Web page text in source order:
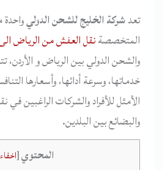
تعدشركة الخليج للشحن الدولي
المتخصصةنقل العفش من الرياض
والشحن الدولي بين الرياض و الأردن،
خدماتها، وسرعة أدائها، وأسعارها
الأمثل للأفراد والشركات الراغبين في
والبضائع بين البلدين.
المحتوي[اخفاء